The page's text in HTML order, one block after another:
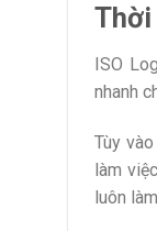
Thời
ISO
nhanh
Tùy
làm
luôn